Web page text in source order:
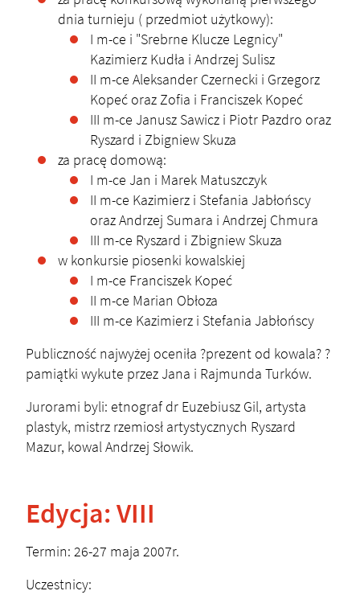
dnia turnieju ( przedmiot użytkowy):
I m-ce i "Srebrne Klucze Legnicy"
Kazimierz Kudła i Andrzej Sulisz
II m-ce Aleksander Czernecki i Grzegorz
Kopeć oraz Zofia i Franciszek Kopeć
III m-ce Janusz Sawicz i Piotr Pazdro oraz
Ryszard i Zbigniew Skuza
za pracę domową:
I m-ce Jan i Marek Matuszczyk
II m-ce Kazimierz i Stefania Jabłońscy
oraz Andrzej Sumara i Andrzej Chmura
III m-ce Ryszard i Zbigniew Skuza
w konkursie piosenki kowalskiej
I m-ce Franciszek Kopeć
II m-ce Marian Obłoza
III m-ce Kazimierz i Stefania Jabłońscy
Publiczność najwyżej oceniła ?prezent od kowala? ?
pamiątki wykute przez Jana i Rajmunda Turków.
Jurorami byli: etnograf dr Euzebiusz Gil, artysta
plastyk, mistrz rzemiosł artystycznych Ryszard
Mazur, kowal Andrzej Słowik.
Edycja: VIII
Termin: 26-27 maja 2007r.
Uczestnicy: